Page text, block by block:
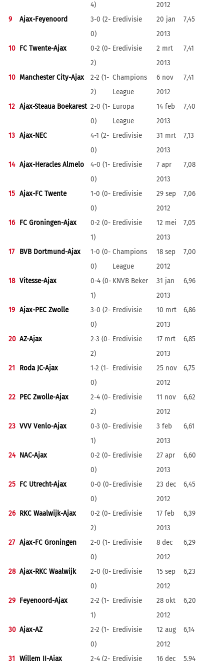
4)
2012
9 Ajax-Feyenoord
3-0 (2-
0)
Eredivisie
20 jan
2013
7,45
10 FC Twente-Ajax
0-2 (0-
2)
Eredivisie
2 mrt
2013
7,41
10 Manchester City-Ajax
2-2 (1-
2)
Champions
League
6 nov
2012
7,41
12 Ajax-Steaua Boekarest 2-0 (1-
0)
Europa
League
14 feb
2013
7,40
13 Ajax-NEC
4-1 (2-
0)
Eredivisie
31 mrt
2013
7,13
14 Ajax-Heracles Almelo
4-0 (1-
0)
Eredivisie
7 apr
2013
7,08
15 Ajax-FC Twente
1-0 (0-
0)
Eredivisie
29 sep
2012
7,06
16 FC Groningen-Ajax
0-2 (0-
1)
Eredivisie
12 mei
2013
7,05
17 BVB Dortmund-Ajax
1-0 (0-
0)
Champions
League
18 sep
2012
7,00
18 Vitesse-Ajax
0-4 (0-
1)
KNVB Beker
31 jan
2013
6,96
19 Ajax-PEC Zwolle
3-0 (2-
0)
Eredivisie
10 mrt
2013
6,86
20 AZ-Ajax
2-3 (0-
2)
Eredivisie
17 mrt
2013
6,85
21 Roda JC-Ajax
1-2 (1-
0)
Eredivisie
25 nov
2012
6,75
22 PEC Zwolle-Ajax
2-4 (0-
2)
Eredivisie
11 nov
2012
6,62
23 VVV Venlo-Ajax
0-3 (0-
1)
Eredivisie
3 feb
2013
6,61
24 NAC-Ajax
0-2 (0-
0)
Eredivisie
27 apr
2013
6,60
25 FC Utrecht-Ajax
0-0 (0-
0)
Eredivisie
23 dec
2012
6,45
26 RKC Waalwijk-Ajax
0-2 (0-
2)
Eredivisie
17 feb
2013
6,39
27 Ajax-FC Groningen
2-0 (1-
0)
Eredivisie
8 dec
2012
6,29
28 Ajax-RKC Waalwijk
2-0 (0-
0)
Eredivisie
15 sep
2012
6,23
29 Feyenoord-Ajax
2-2 (1-
1)
Eredivisie
28 okt
2012
6,20
30 Ajax-AZ
2-2 (1-
0)
Eredivisie
12 aug
2012
6,14
31 Willem II-Ajax 2-4 (2- Eredivisie 16 dec 5,94